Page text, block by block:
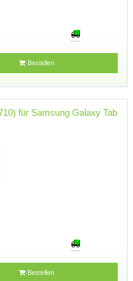
Bestellen
für Samsung Galaxy Tab
Bestellen